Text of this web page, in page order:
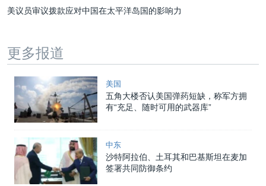
美议员审议拨款应对中国在太平洋岛国的影响力
更多报道
美国
五角大楼否认美国弹药短缺，称军方拥
有“充足、随时可用的武器库”
中东
沙特阿拉伯、土耳其和巴基斯坦在麦加
签署共同防御条约